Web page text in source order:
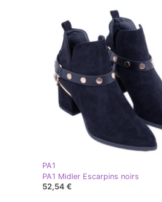
PA1
PA1 Midler Escarpins noirs
52,54 €